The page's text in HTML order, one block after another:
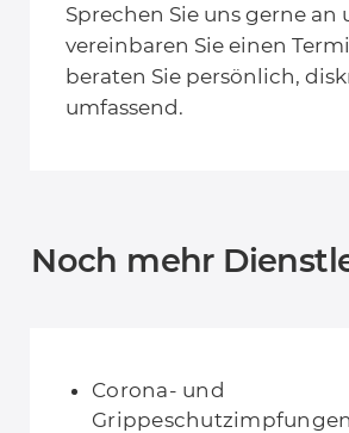
Sprechen Sie uns gerne an
vereinbaren Sie einen
beraten Sie persönlich,
umfassend.
Noch mehr
Corona- und
Grippeschutzimpfungen